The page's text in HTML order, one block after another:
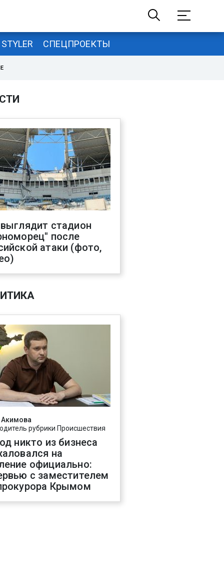
STYLER СПЕЦПРОЕКТЫ
стадион
после
атаки (фото,
рубрики Происшествия
никто из бизнеса
на
официально:
с заместителем
Крымом